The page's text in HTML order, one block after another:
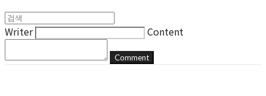
Writer Content
Comment